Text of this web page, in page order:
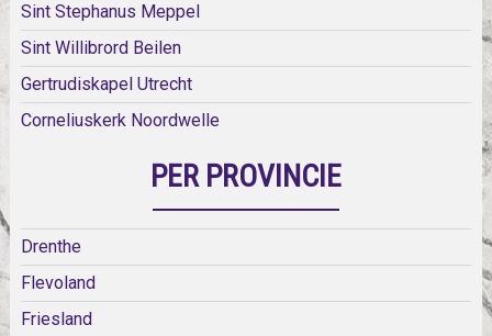
Sint Stephanus Meppel
Sint Willibrord Beilen
Gertrudiskapel Utrecht
Corneliuskerk Noordwelle
PER PROVINCIE
Drenthe
Flevoland
Friesland